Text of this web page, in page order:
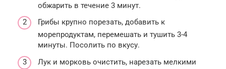
обжарить в течение 3 минут.
Грибы крупно порезать, добавить к
морепродуктам, перемешать и тушить 3-4
минуты. Посолить по вкусу.
Лук и морковь очистить, нарезать мелкими